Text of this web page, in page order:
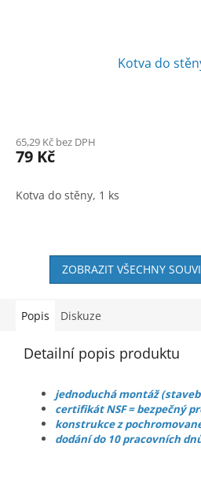
Kotva do
65,29 Kč bez DPH
79 Kč
Kotva do stěny, 1 ks
ZOBRAZIT VŠECHNY
Popis Diskuze
Detailní popis produktu
jednoduchá montáž
certifikát NSF = bezpečný
konstrukce z
dodání do 10 pracovních